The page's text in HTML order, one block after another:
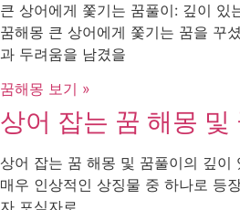
큰 상어에게 쫓기는 꿈풀이: 깊이 있
꿈해몽 큰 상어에게 쫓기는 꿈을 꾸
과 두려움을 남겼을
꿈해몽 보기 »
상어 잡는 꿈 해몽 및
상어 잡는 꿈 해몽 및 꿈풀이의 깊이
매우 인상적인 상징물 중 하나로 등